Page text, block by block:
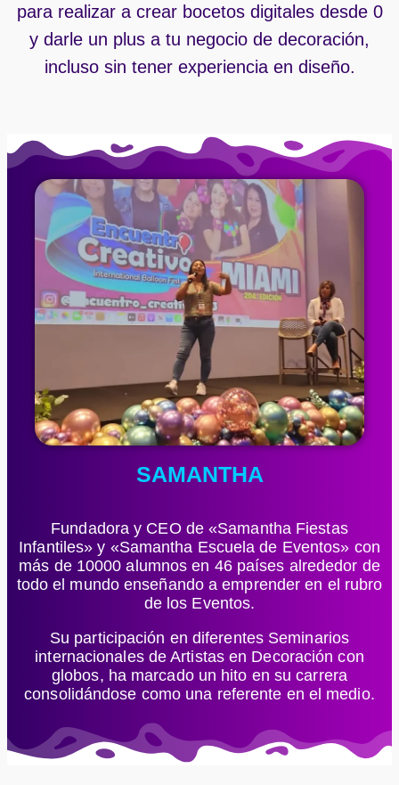
para realizar a crear bocetos digitales desde 0
y darle un plus a tu negocio de decoración,
incluso sin tener experiencia en diseño.
SAMANTHA
Fundadora y CEO de «Samantha Fiestas
Infantiles» y «Samantha Escuela de Eventos» con
más de 10000 alumnos en 46 países alrededor de
todo el mundo enseñando a emprender en el rubro
de los Eventos.
Su participación en diferentes Seminarios
internacionales de Artistas en Decoración con
globos, ha marcado un hito en su carrera
consolidándose como una referente en el medio.